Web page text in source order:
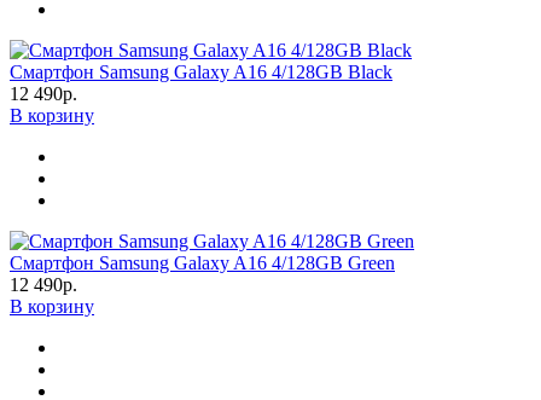
Смартфон Samsung Galaxy A16 4/128GB Black
12 490р.
В корзину
Смартфон Samsung Galaxy A16 4/128GB Green
12 490р.
В корзину